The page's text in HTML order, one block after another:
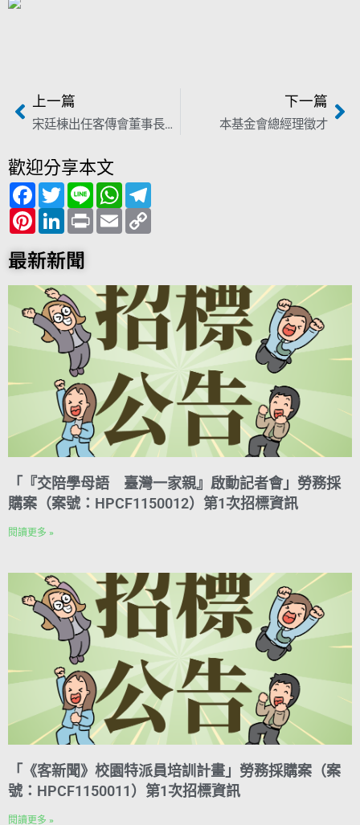
上一篇
宋廷棟出任客傳會董事長 喊話客家共同戰線「We Are One」
下一篇
本基金會總經理徵才
歡迎分享本文
F
a
c
e
b
o
o
k
T
w
i
t
t
e
r
L
i
n
e
W
h
a
t
s
p m
P
i
n
t
e
r
e
s
t
L
i
n
k
e
d
I
n
P
r
i
E
m
a
i
n
k
最新新聞
「『交陪學母語 臺灣一家親』啟動記者會」勞務採
購案（案號：HPCF1150012）第1次招標資訊
閱讀更多 »
「《客新聞》校園特派員培訓計畫」勞務採購案（案
號：HPCF1150011）第1次招標資訊
閱讀更多 »